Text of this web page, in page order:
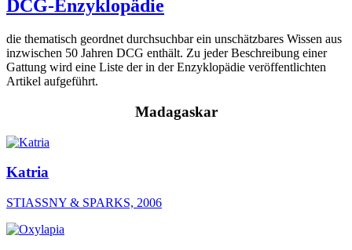
DCG-Enzyklopädie
die thematisch geordnet durchsuchbar ein unschätzbares Wissen aus
inzwischen 50 Jahren DCG enthält. Zu jeder Beschreibung einer
Gattung wird eine Liste der in der Enzyklopädie veröffentlichten
Artikel aufgeführt.
Madagaskar
Katria
STIASSNY & SPARKS, 2006